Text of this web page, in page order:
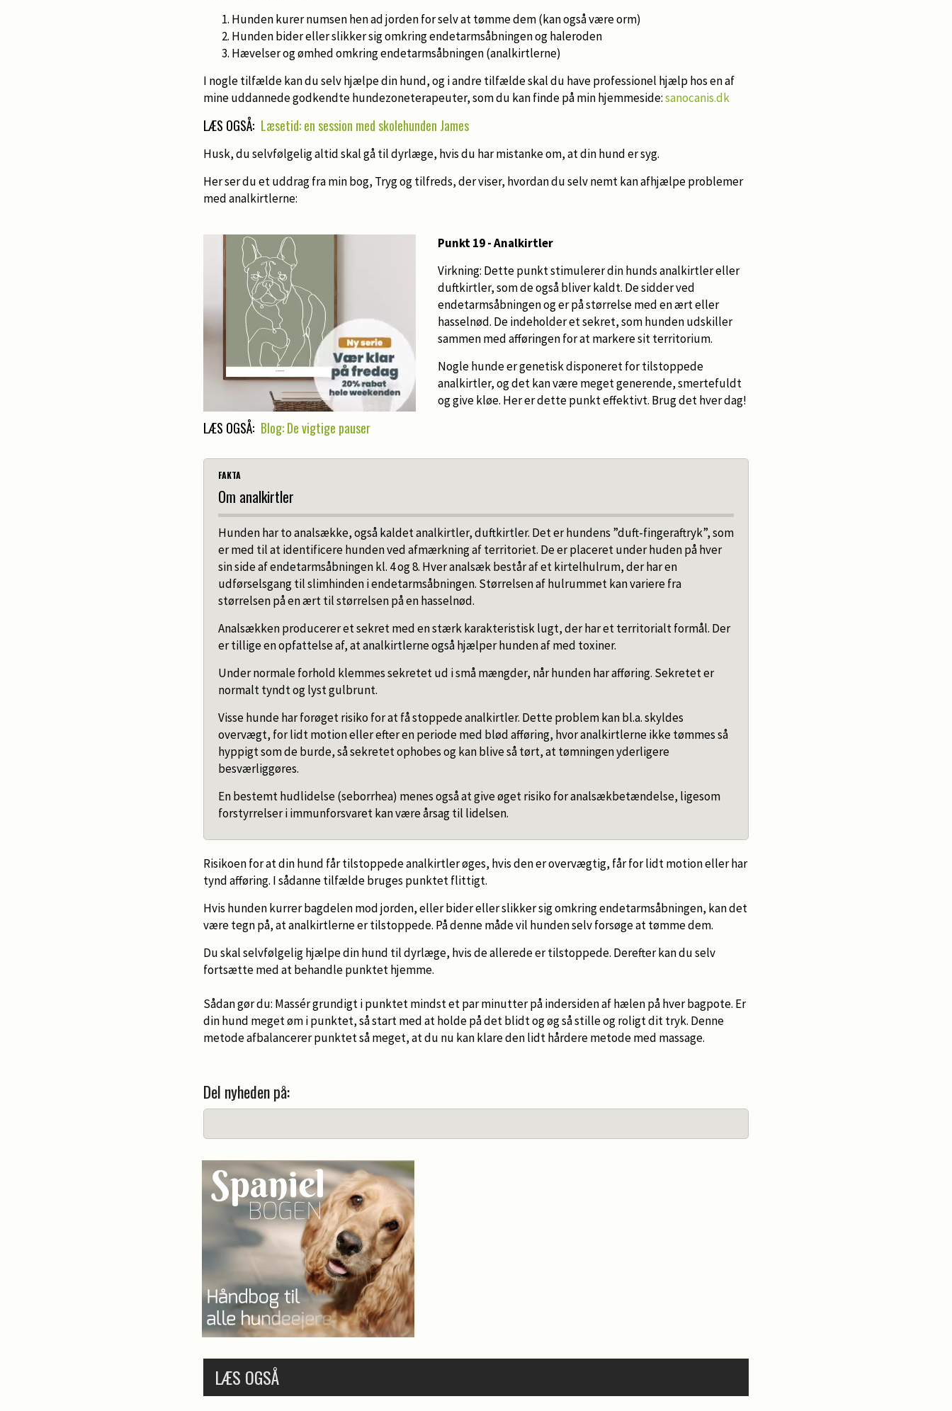
Hunden kurer numsen hen ad jorden for selv at tømme dem (kan også være orm)
Hunden bider eller slikker sig omkring endetarmsåbningen og haleroden
Hævelser og ømhed omkring endetarmsåbningen (analkirtlerne)
I nogle tilfælde kan du selv hjælpe din hund, og i andre tilfælde skal du have professionel hjælp hos en af
mine uddannede godkendte hundezoneterapeuter, som du kan finde på min hjemmeside:sanocanis.dk
LÆS OGSÅ: Læsetid: en session med skolehunden James
Husk, du selvfølgelig altid skal gå til dyrlæge, hvis du har mistanke om, at din hund er syg.
Her ser du et uddrag fra min bog, Tryg og tilfreds, der viser, hvordan du selv nemt kan afhjælpe problemer
med analkirtlerne:
Punkt 19 - Analkirtler
Virkning: Dette punkt stimulerer din hunds analkirtler eller
duftkirtler, som de også bliver kaldt. De sidder ved
endetarmsåbningen og er på størrelse med en ært eller
hasselnød. De indeholder et sekret, som hunden udskiller
sammen med afføringen for at markere sit territorium.
Nogle hunde er genetisk disponeret for tilstoppede
analkirtler, og det kan være meget generende, smertefuldt
og give kløe. Her er dette punkt effektivt. Brug det hver dag!
LÆS OGSÅ: Blog: De vigtige pauser
FAKTA
Om analkirtler
Hunden har to analsække, også kaldet analkirtler, duftkirtler. Det er hundens ”duft-finger­aftryk”, som
er med til at identificere hunden ved afmærkning af territoriet. De er placeret under huden på hver
sin side af endetarmsåbningen kl. 4 og 8. Hver analsæk består af et kirtelhulrum, der har en
udførselsgang til slimhinden i endetarmsåbningen. Størrelsen af hulrummet kan variere fra
størrelsen på en ært til størrelsen på en hasselnød.
Analsækken producerer et sekret med en stærk karakteristisk lugt, der har et territorialt formål. Der
er tillige en opfattelse af, at analkirtlerne også hjælper hunden af med toxiner.
Under normale forhold klemmes sekretet ud i små mængder, når hunden har afføring. Sekretet er
normalt tyndt og lyst gulbrunt.
Visse hunde har forøget risiko for at få stoppede analkirtler. Dette problem kan bl.a. skyl­des
overvægt, for lidt motion eller efter en periode med blød afføring, hvor analkirtlerne ikke tømmes så
hyppigt som de burde, så sekretet ophobes og kan blive så tørt, at tømningen yderligere
besværliggøres.
En bestemt hudlidelse (seborrhea) menes også at give øget risiko for analsækbetændelse, ligesom
forstyrrelser i immunforsvaret kan være årsag til lidelsen.
Risikoen for at din hund får tilstoppede analkirtler øges, hvis den er overvægtig, får for lidt motion eller har
tynd afføring. I sådanne tilfælde bruges punktet flittigt.
Hvis hunden kurrer bagdelen mod jorden, eller bider eller slikker sig omkring endetarmsåbningen, kan det
være tegn på, at analkirtlerne er tilstoppede. På denne måde vil hunden selv forsøge at tømme dem.
Du skal selvfølgelig hjælpe din hund til dyrlæge, hvis de allerede er tilstoppede. Derefter kan du selv
fortsætte med at behandle punktet hjemme.
Sådan gør du: Massér grundigt i punktet mindst et par minutter på indersiden af hælen på hver bagpote. Er
din hund meget øm i punktet, så start med at holde på det blidt og øg så stille og roligt dit tryk. Denne
metode afbalancerer punktet så meget, at du nu kan klare den lidt hårdere metode med massage.
Del nyheden på:
LÆS OGSÅ